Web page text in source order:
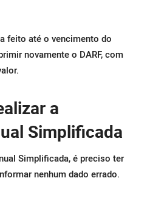
feito até o vencimento do
novamente o DARF, com
a
Simplificada
Simplificada, é preciso ter
nenhum dado errado.